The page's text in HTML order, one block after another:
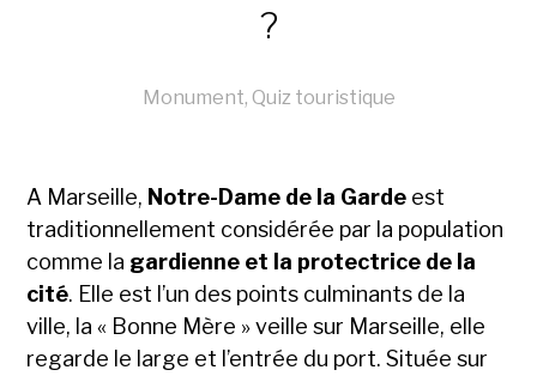
?
Monument, Quiz touristique
A Marseille, Notre-Dame de la Garde est
traditionnellement considérée par la population
comme la gardienne et la protectrice de la
cité. Elle est l’un des points culminants de la
ville, la « Bonne Mère » veille sur Marseille, elle
regarde le large et l’entrée du port. Située sur